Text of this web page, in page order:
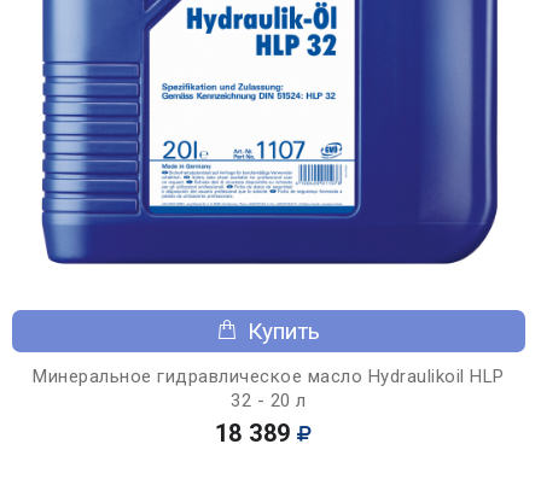
Купить
Минеральное гидравлическое масло Hydraulikoil HLP
32 - 20 л
18 389